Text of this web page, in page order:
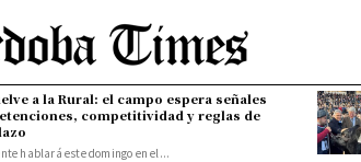
a la Rural: el campo espera señales
competitividad y reglas de
hablará este domingo en el...